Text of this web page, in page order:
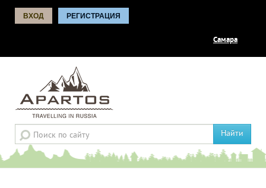
ВХОД РЕГИСТРАЦИЯ
Самара
Найти